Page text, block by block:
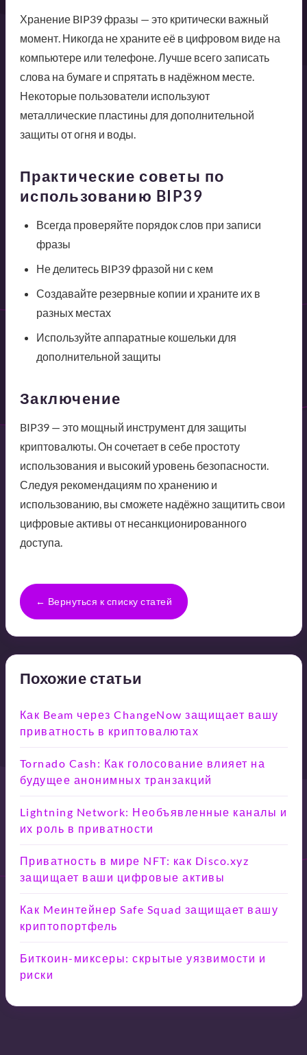
Хранение BIP39 фразы — это критически важный
момент. Никогда не храните её в цифровом виде на
компьютере или телефоне. Лучше всего записать
слова на бумаге и спрятать в надёжном месте.
Некоторые пользователи используют
металлические пластины для дополнительной
защиты от огня и воды.
Практические советы по
использованию BIP39
Всегда проверяйте порядок слов при записи
фразы
Не делитесь BIP39 фразой ни с кем
Создавайте резервные копии и храните их в
разных местах
Используйте аппаратные кошельки для
дополнительной защиты
Заключение
BIP39 — это мощный инструмент для защиты
криптовалюты. Он сочетает в себе простоту
использования и высокий уровень безопасности.
Следуя рекомендациям по хранению и
использованию, вы сможете надёжно защитить свои
цифровые активы от несанкционированного
доступа.
← Вернуться к списку статей
Похожие статьи
Как Beam через ChangeNow защищает вашу
приватность в криптовалютах
Tornado Cash: Как голосование влияет на
будущее анонимных транзакций
Lightning Network: Необъявленные каналы и
их роль в приватности
Приватность в мире NFT: как Disco.xyz
защищает ваши цифровые активы
Как Meинтейнер Safe Squad защищает вашу
криптопортфель
Биткоин-миксеры: скрытые уязвимости и
риски